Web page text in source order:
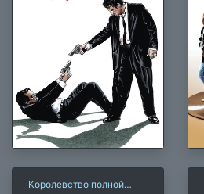
Королевство полной